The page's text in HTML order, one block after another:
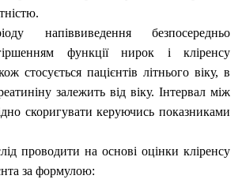
напіввиведення безпосередньо
функції нирок і кліренсу
стосується пацієнтів літнього віку, в
залежить від віку. Інтервал між
скоригувати керуючись показниками
проводити на основі оцінки кліренсу
за формулою: